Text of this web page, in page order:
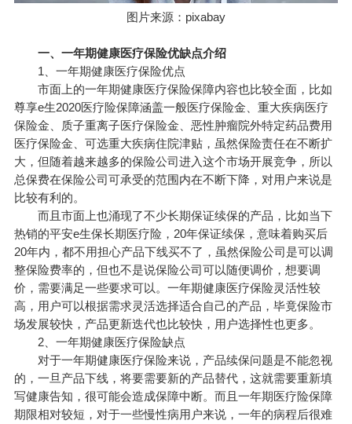
图片来源：pixabay
一、一年期健康医疗保险优缺点介绍
1、一年期健康医疗保险优点
市面上的一年期健康医疗保险保障内容也比较全面，比如
尊享e生2020医疗险保障涵盖一般医疗保险金、重大疾病医疗
保险金、质子重离子医疗保险金、恶性肿瘤院外特定药品费用
医疗保险金、可选重大疾病住院津贴，虽然保险责任在不断扩
大，但随着越来越多的保险公司进入这个市场开展竞争，所以
总保费在保险公司可承受的范围内在不断下降，对用户来说是
比较有利的。
而且市面上也涌现了不少长期保证续保的产品，比如当下
热销的平安e生保长期医疗险，20年保证续保，意味着购买后
20年内，都不用担心产品下线买不了，虽然保险公司是可以调
整保险费率的，但也不是说保险公司可以随便调价，想要调
价，需要满足一些要求可以。一年期健康医疗保险灵活性较
高，用户可以根据需求灵活选择适合自己的产品，毕竟保险市
场发展较快，产品更新迭代也比较快，用户选择性也更多。
2、一年期健康医疗保险缺点
对于一年期健康医疗保险来说，产品续保问题是不能忽视
的，一旦产品下线，将要需要新的产品替代，这就需要重新填
写健康告知，很可能会造成保障中断。而且一年期医疗险保障
期限相对较短，对于一些慢性病用户来说，一年的病程后很难